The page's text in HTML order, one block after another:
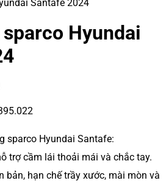
Hyundai
sparco Hyundai Santafe:
trợ cầm lái thoải mái và chắc tay.
bản, hạn chế trầy xước, mài mòn và